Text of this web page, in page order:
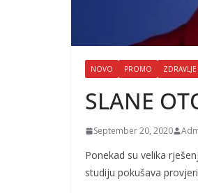
NOVO PROMO
SLANE
September 20, 2020
Ponekad su velika
studiju pokušava